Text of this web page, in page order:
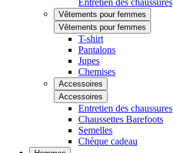
Entretien des chaussures
Vêtements pour femmes
Vêtements pour femmes
T-shirt
Pantalons
Jupes
Chemises
Accessoires
Accessoires
Entretien des chaussures
Chaussettes Barefoots
Semelles
Chèque cadeau